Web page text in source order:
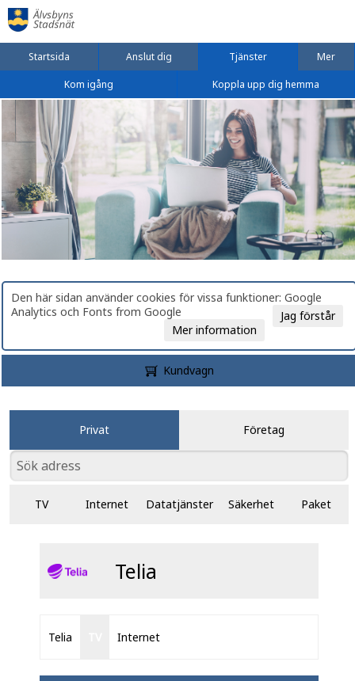
Startsida Anslut dig Tjänster Mer
Kom igång Koppla upp dig hemma
Den här sidan använder cookies för vissa funktioner: Google
Analytics och Fonts from Google
Jag förstår
Mer information
Kundvagn
Privat Företag
TV Internet Datatjänster Säkerhet Paket
Telia
Telia Internet